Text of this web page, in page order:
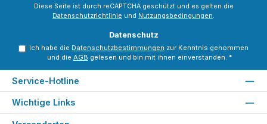
Diese Seite ist durch reCAPTCHA geschützt und es gelten die
Datenschutzrichtlinie und Nutzungsbedingungen.
Datenschutz
Ich habe die Datenschutzbestimmungen zur Kenntnis genommen
und die AGB gelesen und bin mit ihnen einverstanden. *
Service-Hotline
Wichtige Links